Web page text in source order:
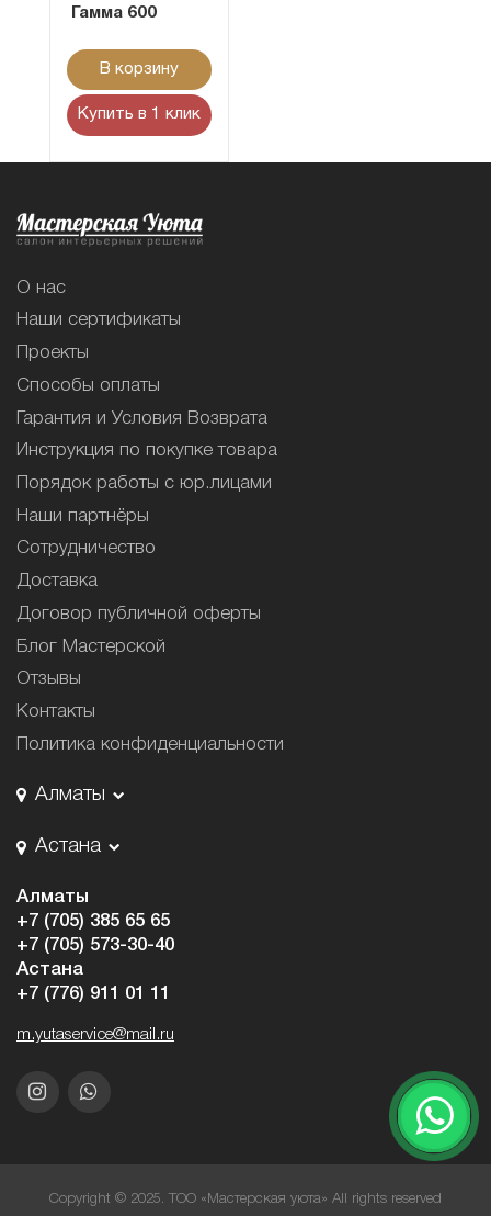
Гамма 600
В корзину
Купить в 1 клик
О нас
Наши сертификаты
Проекты
Способы оплаты
Гарантия и Условия Возврата
Инструкция по покупке товара
Порядок работы с юр.лицами
Наши партнёры
Сотрудничество
Доставка
Договор публичной оферты
Блог Мастерской
Отзывы
Контакты
Политика конфиденциальности
Алматы
Астана
Алматы
+7 (705) 385 65 65
+7 (705) 573-30-40
Астана
+7 (776) 911 01 11
m.yutaservice@mail.ru
Copyright © 2025. ТОО «Мастерская уюта» All rights reserved